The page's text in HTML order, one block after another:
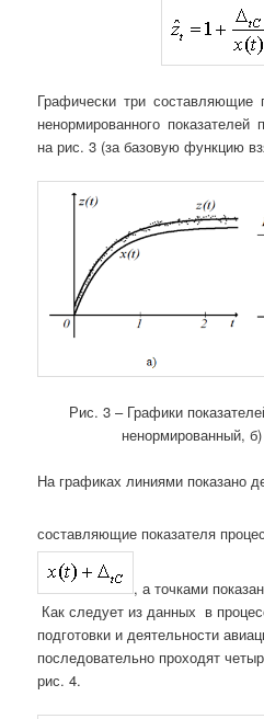
Графически три составляющие
ненормированного показателей
на рис. 3 (за базовую функцию
Рис. 3 – Графики
ненормированный,
На графиках линиями показано
составляющие показателя
, а точками
Как следует из данных в
подготовки и деятельности
последовательно проходят
рис. 4.